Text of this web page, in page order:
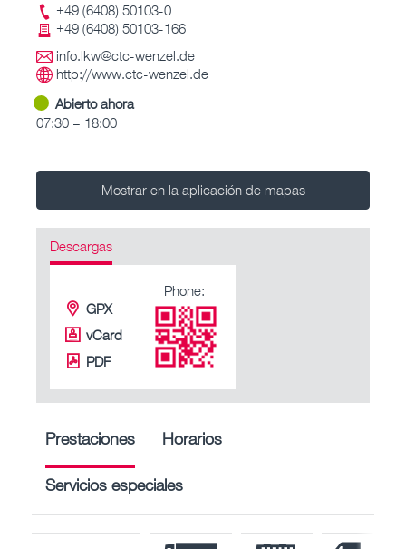
+49 (6408) 50103-0
+49 (6408) 50103-166
info.lkw@ctc-wenzel.de
http://www.ctc-wenzel.de
Abierto ahora
07:30 – 18:00
Mostrar en la aplicación de mapas
Descargas
GPX
vCard
PDF
Phone:
Prestaciones Horarios
Servicios especiales